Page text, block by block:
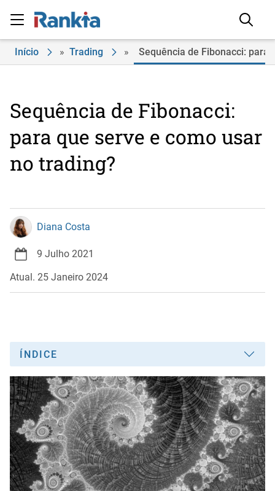
Início » Trading » Sequência de Fibonacci: para
Sequência de Fibonacci:
para que serve e como usar
no trading?
Diana Costa
9 Julho 2021
Atual. 25 Janeiro 2024
ÍNDICE